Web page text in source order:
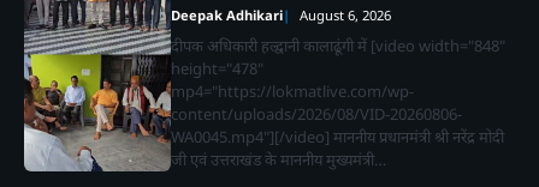
Deepak Adhikari August 6, 2026
दीपक अधिकारी हल्द्वानी कालाढूंगी में [video width="848"
height="478"
mp4="https://lokmatlive.com/wp-
content/uploads/2026/08/VID-20260806-
WA0045.mp4"][/video] माननीय प्रधानमंत्री श्री नरेंद्र मोदी
जी एवं उत्तराखंड के माननीय मुख्यमंत्री…